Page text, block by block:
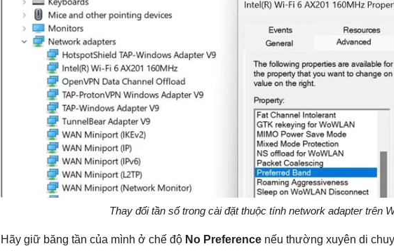
Thay đổi tần số trong cài đặt thuộc tính network adapter trên
Hãy giữ băng tần của mình ở chế độ No Preference nếu thường xuyên di